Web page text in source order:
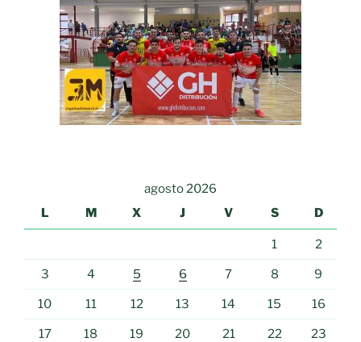
agosto 2026
L
M X J V S D
1 2
3 4 5 6 7 8 9
10 11 12 13 14 15 16
17 18 19 20 21 22 23